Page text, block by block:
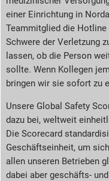
einer Einrichtung in
Teammitglied die Hotline
Schwere der Verletzung
lassen, ob die Person
sollte. Wenn Kollegen
bringen wir sie sofort zu
Unsere Global Safety
dazu bei, weltweit
Die Scorecard
Geschäftseinheit, um
allen unseren Betrieben
dabei aber geschäfts-